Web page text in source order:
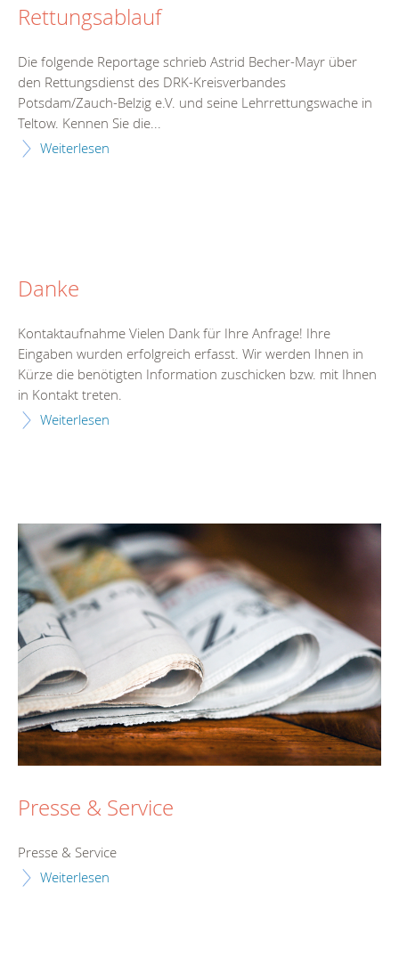
Rettungsablauf
Die folgende Reportage schrieb Astrid Becher-Mayr über
den Rettungsdienst des DRK-Kreisverbandes
Potsdam/Zauch-Belzig e.V. und seine Lehrrettungswache in
Teltow. Kennen Sie die...
Weiterlesen
Danke
Kontaktaufnahme Vielen Dank für Ihre Anfrage! Ihre
Eingaben wurden erfolgreich erfasst. Wir werden Ihnen in
Kürze die benötigten Information zuschicken bzw. mit Ihnen
in Kontakt treten.
Weiterlesen
Presse & Service
Presse & Service
Weiterlesen